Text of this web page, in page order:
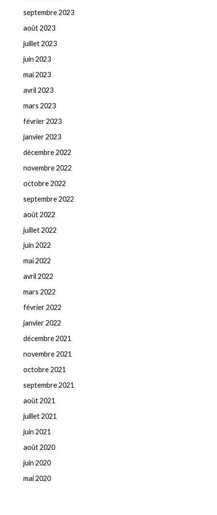
septembre 2023
août 2023
juillet 2023
juin 2023
mai 2023
avril 2023
mars 2023
février 2023
janvier 2023
décembre 2022
novembre 2022
octobre 2022
septembre 2022
août 2022
juillet 2022
juin 2022
mai 2022
avril 2022
mars 2022
février 2022
janvier 2022
décembre 2021
novembre 2021
octobre 2021
septembre 2021
août 2021
juillet 2021
juin 2021
août 2020
juin 2020
mai 2020